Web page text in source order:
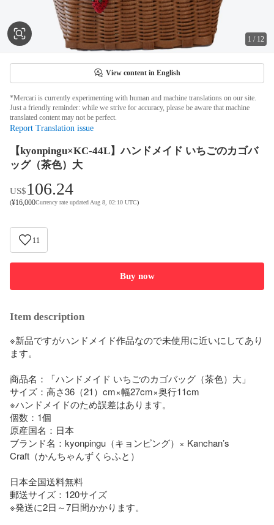
1 / 12
View content in English
*Mercari is currently experimenting with human and machine translations on our site.
Just a friendly reminder: while we strive for accuracy, please be aware that machine
translated content may not be perfect.
Report Translation issue
【kyonpingu×KC-44L】ハンドメイド いちごのカゴバ
ッグ（茶色）大
US$106.24
(¥16,000Currency rate updated Aug 8, 02:10 UTC)
11
Buy now
Item description
※新品ですがハンドメイド作品なので未使用に近いにしてあり
ます。
商品名：「ハンドメイド いちごのカゴバッグ（茶色）大」
サイズ：高さ36（21）cm×幅27cm×奥行11cm
※ハンドメイドのため誤差はあります。
個数：1個
原産国名：日本
ブランド名：kyonpingu（キョンピング）× Kanchan’s
Craft（かんちゃんずくらふと）
日本全国送料無料
郵送サイズ：120サイズ
※発送に2日～7日間かかります。